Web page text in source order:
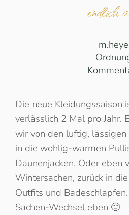
endlich
Die neue Kleidungssaison
verlässlich 2 Mal pro Jahr.
wir von den luftig,
in die wohlig-warmen
Daunenjacken. Oder eben
Wintersachen, zurück in
Outfits und
Sachen-Wechsel eben 🙂